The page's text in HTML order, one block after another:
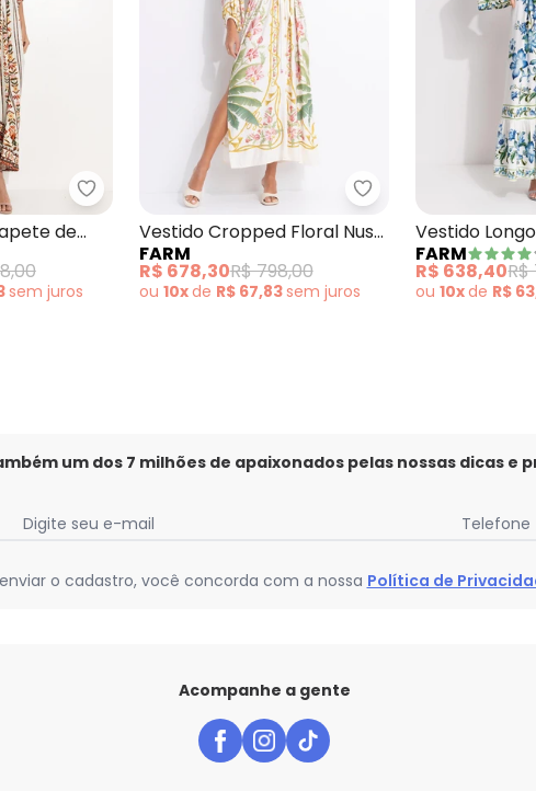
Mar de Ondas Bege
Farm - Vestido Longo Tapete de Cor Bege
de
sem juros
Farm - Vestido
Vestido Cropped Floral Nusa
Bege
FARM
R$ 678,30R$ 798,00
ou 10xde R$ 67,83sem juros
Vestido
Off White
FARM
R$ 638,40R$
ou10xde R$
um dos 7 milhões de apaixonados pelas nossas dicas e
Digite seu e-mail Telefone
o cadastro, você concorda com a nossa Política de
Acompanhe a gente